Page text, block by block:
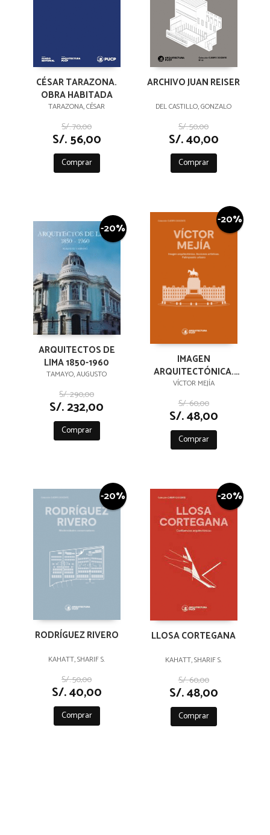
CÉSAR TARAZONA.
OBRA HABITADA
TARAZONA, CÉSAR
S/. 70,00
S/. 56,00
Comprar
ARCHIVO JUAN REISER
DEL CASTILLO, GONZALO
S/. 50,00
S/. 40,00
Comprar
-20%
ARQUITECTOS DE
LIMA 1850-1960
TAMAYO, AUGUSTO
S/. 290,00
S/. 232,00
Comprar
-20%
IMAGEN
ARQUITECTÓNICA.
ACCIONES
ARTÍSTICAS.
PALIMPSESTO
URBANO
VÍCTOR MEJÍA
S/. 60,00
S/. 48,00
Comprar
-20%
RODRÍGUEZ RIVERO
KAHATT, SHARIF S.
S/. 50,00
S/. 40,00
Comprar
-20%
LLOSA CORTEGANA
KAHATT, SHARIF S.
S/. 60,00
S/. 48,00
Comprar